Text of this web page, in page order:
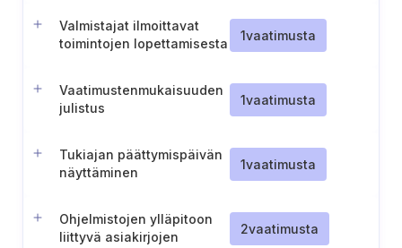
Valmistajat ilmoittavat
toimintojen lopettamisesta
1vaatimusta
Vaatimustenmukaisuuden
julistus
1vaatimusta
Tukiajan päättymispäivän
näyttäminen
1vaatimusta
Ohjelmistojen ylläpitoon
liittyvä asiakirjojen
2vaatimusta